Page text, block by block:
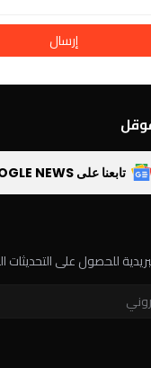
تابعنا على GOOGLE NEWS
للحصول على التحديثات